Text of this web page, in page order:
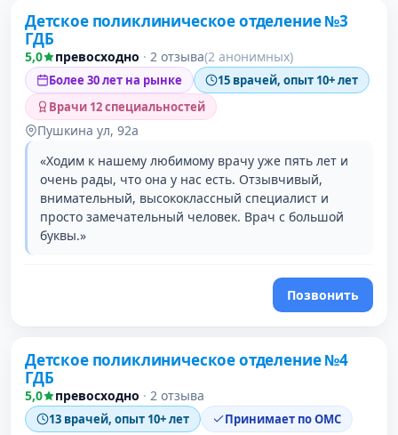
Детское поликлиническое отделение №3
ГДБ
5,0 превосходно · 2 отзыва(2 анонимных)
Более 30 лет на рынке
15 врачей, опыт 10+ лет
Врачи 12 специальностей
Пушкина ул, 92а
«Ходим к нашему любимому врачу уже пять лет и
очень рады, что она у нас есть. Отзывчивый,
внимательный, высококлассный специалист и
просто замечательный человек. Врач с большой
буквы.»
Позвонить
Детское поликлиническое отделение №4
ГДБ
5,0 превосходно · 2 отзыва
13 врачей, опыт 10+ лет Принимает по ОМС